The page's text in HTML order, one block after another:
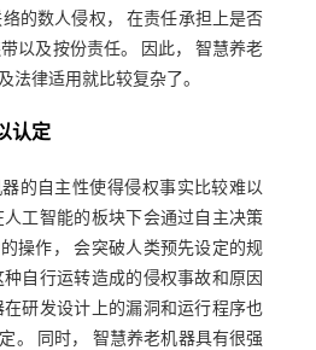
的数人侵权， 在责任承担上是否
以及按份责任。 因此， 智慧养老
法律适用就比较复杂了。
认定
的自主性使得侵权事实比较难以
工智能的板块下会通过自主决策
操作， 会突破人类预先设定的规
自行运转造成的侵权事故和原因
研发设计上的漏洞和运行程序也
。 同时， 智慧养老机器具有很强